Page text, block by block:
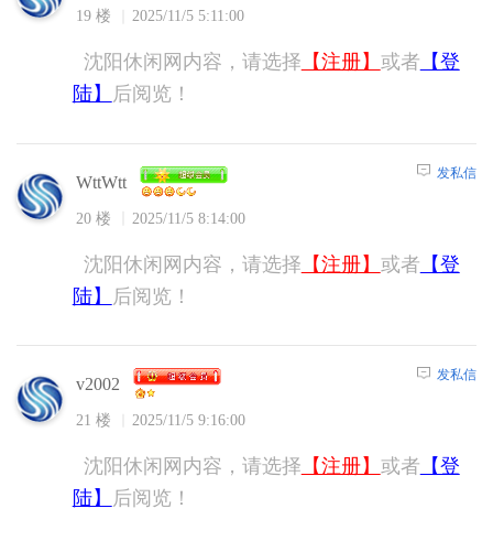
19 楼 2025/11/5 5:11:00
沈阳休闲网内容，请选择 【注册】 或者 【登
陆】
后阅览！
WttWtt
20 楼 2025/11/5 8:14:00
发私信
沈阳休闲网内容，请选择 【注册】 或者 【登
陆】
后阅览！
v2002
21 楼 2025/11/5 9:16:00
发私信
沈阳休闲网内容，请选择 【注册】 或者 【登
陆】
后阅览！